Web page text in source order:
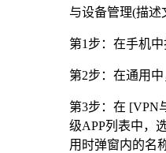
与设备管理(描
第1步：在手机
第2步：在通用
第3步：在 [VPN
级APP列表中，
用时弹窗内的名